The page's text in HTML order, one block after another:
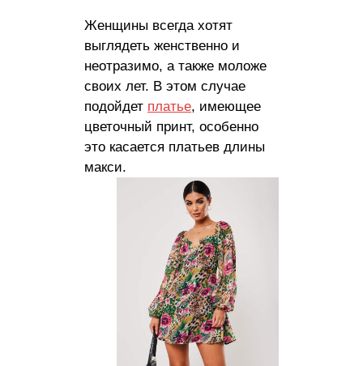
Женщины всегда хотят
выглядеть женственно и
неотразимо, а также моложе
своих лет. В этом случае
подойдет платье, имеющее
цветочный принт, особенно
это касается платьев длины
макси.